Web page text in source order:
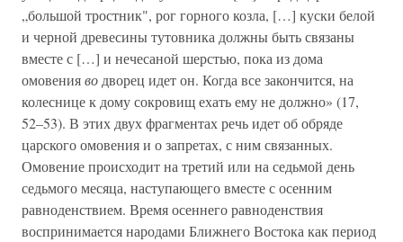
„большой тростник", рог горного козла, […] куски белой
и черной древесины тутовника должны быть связаны
вместе с […] и нечесаной шерстью, пока из дома
омовенияво дворец идет он. Когда все закончится, на
колеснице к дому сокровищ ехать ему не должно» (17,
52–53). В этих двух фрагментах речь идет об обряде
царского омовения и о запретах, с ним связанных.
Омовение происходит на третий или на седьмой день
седьмого месяца, наступающего вместе с осенним
равноденствием. Время осеннего равноденствия
воспринимается народами Ближнего Востока как период